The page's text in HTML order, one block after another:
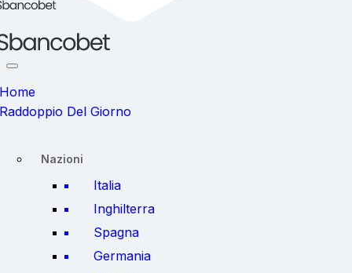
Home
Raddoppio Del Giorno
Nazioni
Italia
Inghilterra
Spagna
Germania